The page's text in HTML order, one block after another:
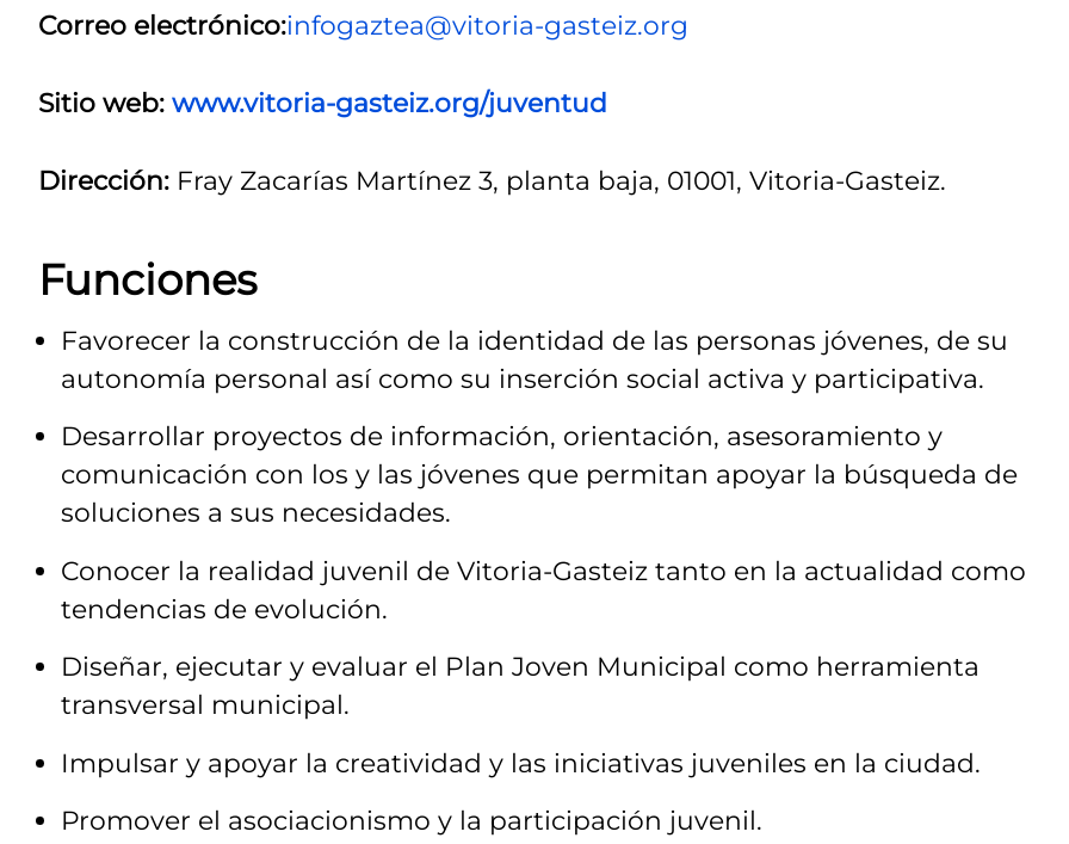
Correo electrónico:infogaztea@vitoria-gasteiz.org
Sitio web: www.vitoria-gasteiz.org/juventud
Dirección: Fray Zacarías Martínez 3, planta baja, 01001, Vitoria-Gasteiz.
Funciones
Favorecer la construcción de la identidad de las personas jóvenes, de su
autonomía personal así como su inserción social activa y participativa.
Desarrollar proyectos de información, orientación, asesoramiento y
comunicación con los y las jóvenes que permitan apoyar la búsqueda de
soluciones a sus necesidades.
Conocer la realidad juvenil de Vitoria-Gasteiz tanto en la actualidad como
tendencias de evolución.
Diseñar, ejecutar y evaluar el Plan Joven Municipal como herramienta
transversal municipal.
Impulsar y apoyar la creatividad y las iniciativas juveniles en la ciudad.
Promover el asociacionismo y la participación juvenil.